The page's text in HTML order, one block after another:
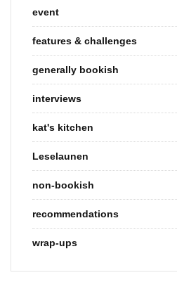
event
features & challenges
generally bookish
interviews
kat's kitchen
Leselaunen
non-bookish
recommendations
wrap-ups